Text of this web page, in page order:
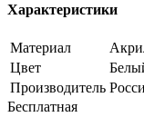
Характеристики
Материал
Цвет
Производитель
Бесплатная